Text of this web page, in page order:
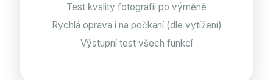
Test kvality fotografii po výměně
Rychlá oprava i na počkání (dle vytížení)
Výstupní test všech funkcí